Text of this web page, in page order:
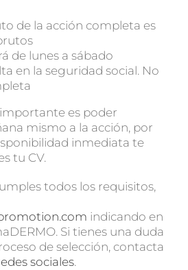
de la acción completa es
de lunes a sábado
en la seguridad social. No
es poder
mismo a la acción, por
inmediata te
tu CV.
todos los requisitos,
indicando en
Si tienes una duda
de selección, contacta
sociales.